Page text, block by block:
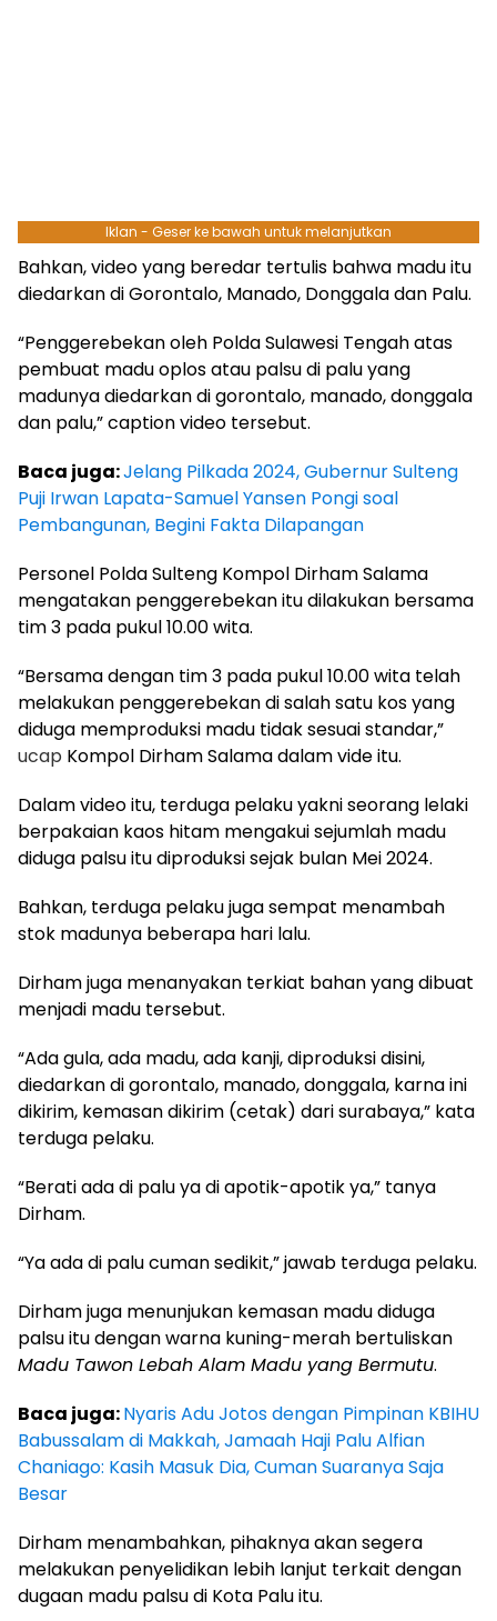
Iklan - Geser ke bawah untuk melanjutkan
Bahkan, video yang beredar tertulis bahwa madu itu
diedarkan di Gorontalo, Manado, Donggala dan Palu.
“Penggerebekan oleh Polda Sulawesi Tengah atas
pembuat madu oplos atau palsu di palu yang
madunya diedarkan di gorontalo, manado, donggala
dan palu,” caption video tersebut.
Baca juga:Jelang Pilkada 2024, Gubernur Sulteng
Puji Irwan Lapata-Samuel Yansen Pongi soal
Pembangunan, Begini Fakta Dilapangan
Personel Polda Sulteng Kompol Dirham Salama
mengatakan penggerebekan itu dilakukan bersama
tim 3 pada pukul 10.00 wita.
“Bersama dengan tim 3 pada pukul 10.00 wita telah
melakukan penggerebekan di salah satu kos yang
diduga memproduksi madu tidak sesuai standar,”
ucap Kompol Dirham Salama dalam vide itu.
Dalam video itu, terduga pelaku yakni seorang lelaki
berpakaian kaos hitam mengakui sejumlah madu
diduga palsu itu diproduksi sejak bulan Mei 2024.
Bahkan, terduga pelaku juga sempat menambah
stok madunya beberapa hari lalu.
Dirham juga menanyakan terkiat bahan yang dibuat
menjadi madu tersebut.
“Ada gula, ada madu, ada kanji, diproduksi disini,
diedarkan di gorontalo, manado, donggala, karna ini
dikirim, kemasan dikirim (cetak) dari surabaya,” kata
terduga pelaku.
“Berati ada di palu ya di apotik-apotik ya,” tanya
Dirham.
“Ya ada di palu cuman sedikit,” jawab terduga pelaku.
Dirham juga menunjukan kemasan madu diduga
palsu itu dengan warna kuning-merah bertuliskan
Madu Tawon Lebah Alam Madu yang Bermutu.
Baca juga:Nyaris Adu Jotos dengan Pimpinan KBIHU
Babussalam di Makkah, Jamaah Haji Palu Alfian
Chaniago: Kasih Masuk Dia, Cuman Suaranya Saja
Besar
Dirham menambahkan, pihaknya akan segera
melakukan penyelidikan lebih lanjut terkait dengan
dugaan madu palsu di Kota Palu itu.